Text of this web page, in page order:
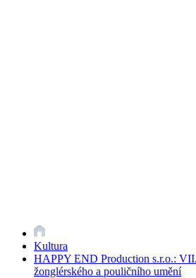
Kultura
HAPPY END Production s.r.o.:
žonglérského a pouličního umění